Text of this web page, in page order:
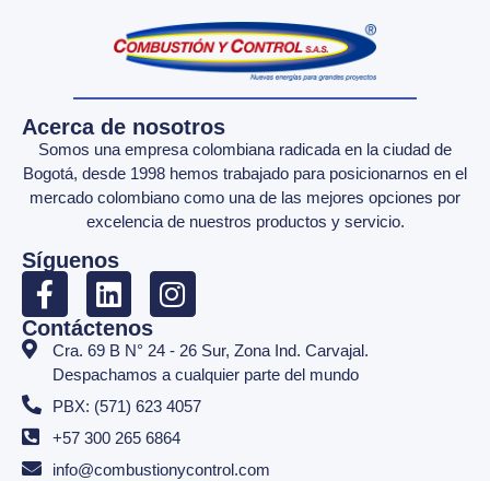
Acerca de nosotros
Somos una empresa colombiana radicada en la ciudad de
Bogotá, desde 1998 hemos trabajado para posicionarnos en el
mercado colombiano como una de las mejores opciones por
excelencia de nuestros productos y servicio.
Síguenos
Contáctenos
Cra. 69 B N° 24 - 26 Sur, Zona Ind. Carvajal.
Despachamos a cualquier parte del mundo
PBX: (571) 623 4057
+57 300 265 6864
info@combustionycontrol.com